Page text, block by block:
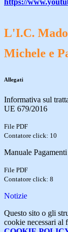
https://
L'I.C.
Michele e
Allegati
Informativa sul
UE 679/2016
File PDF
Contatore click: 10
Manuale
File PDF
Contatore click: 8
Notizie
Questo sito o gli
cookie necessari al